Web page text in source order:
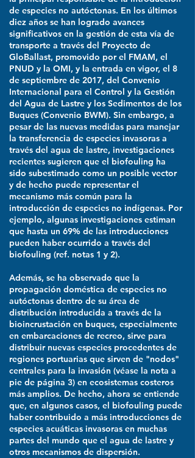
de especies no autóctonas. En los últimos
diez años se han logrado avances
significativos en la gestión de esta vía de
transporte a través del Proyecto de
GloBallast, promovido por el FMAM, el
PNUD y la OMI, y la entrada en vigor, el 8
de septiembre de 2017, del Convenio
Internacional para el Control y la Gestión
del Agua de Lastre y los Sedimentos de los
Buques (Convenio BWM). Sin embargo, a
pesar de las nuevas medidas para manejar
la transferencia de especies invasoras a
través del agua de lastre, investigaciones
recientes sugieren que el biofouling ha
sido subestimado como un posible vector
y de hecho puede representar el
mecanismo más común para la
introducción de especies no indígenas. Por
ejemplo, algunas investigaciones estiman
que hasta un 69% de las introducciones
pueden haber ocurrido a través del
biofouling (ref. notas 1 y 2).
Además, se ha observado que la
propagación doméstica de especies no
autóctonas dentro de su área de
distribución introducida a través de la
bioincrustación en buques, especialmente
en embarcaciones de recreo, sirve para
distribuir nuevas especies procedentes de
regiones portuarias que sirven de "nodos"
centrales para la invasión (véase la nota a
pie de página 3) en ecosistemas costeros
más amplios. De hecho, ahora se entiende
que, en algunos casos, el biofouling puede
haber contribuido a más introducciones de
especies acuáticas invasoras en muchas
partes del mundo que el agua de lastre y
otros mecanismos de dispersión.